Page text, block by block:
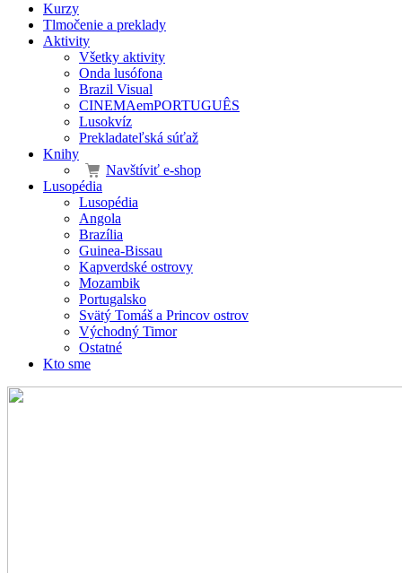
Kurzy
Tlmočenie a preklady
Aktivity
Všetky aktivity
Onda lusófona
Brazil Visual
CINEMAemPORTUGUÊS
Lusokvíz
Prekladateľská súťaž
Knihy
Navštíviť e-shop
Lusopédia
Lusopédia
Angola
Brazília
Guinea-Bissau
Kapverdské ostrovy
Mozambik
Portugalsko
Svätý Tomáš a Princov ostrov
Východný Timor
Ostatné
Kto sme